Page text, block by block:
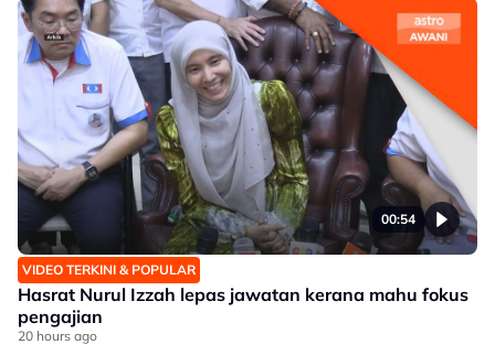
00:54
VIDEO TERKINI & POPULAR
Hasrat Nurul Izzah lepas jawatan kerana mahu fokus
pengajian
20 hours ago